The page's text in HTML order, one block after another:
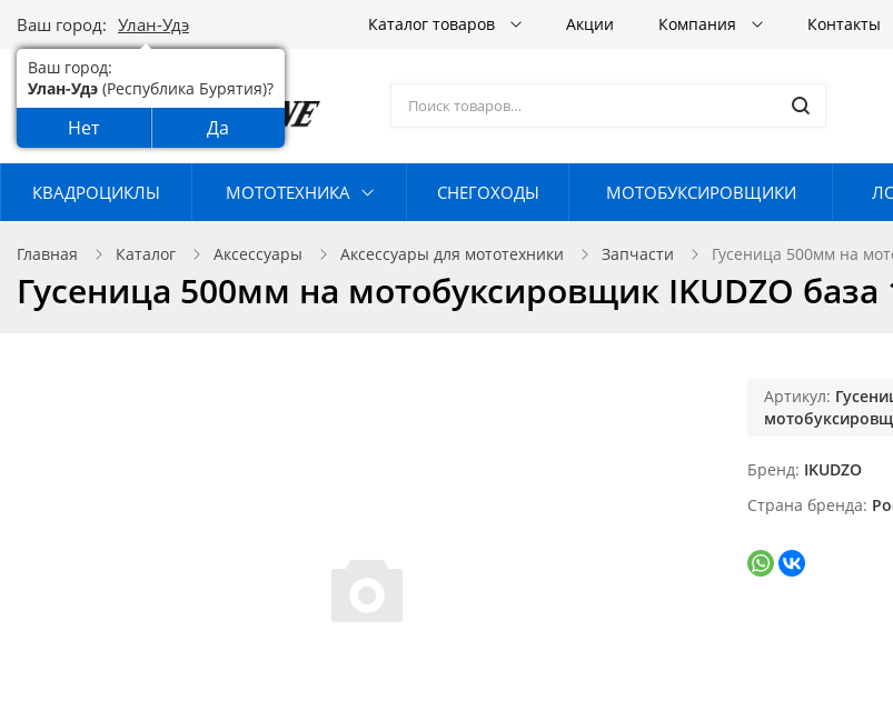
Ваш город: Улан-Удэ
Ваш город:
Улан-Удэ (Республика Бурятия)?
Нет Да
Каталог товаров Акции Компания Контакты
КВАДРОЦИКЛЫ МОТОТЕХНИКА СНЕГОХОДЫ МОТОБУКСИРОВЩИКИ
Главная Каталог Аксессуары Аксессуары для мототехники Запчасти Гусеница 500мм на
Гусеница 500мм на мотобуксировщик IKUDZO база
Артикул:
Бренд IKUDZO
Страна бренда